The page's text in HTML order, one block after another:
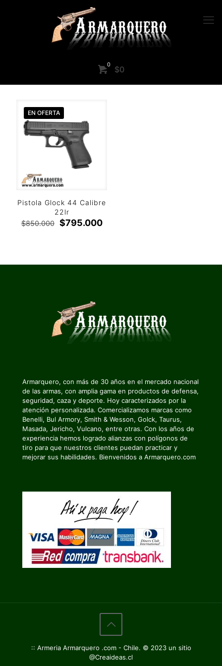
0 $0
EN OFERTA
Pistola Glock 44 Calibre
22lr
$850.000
El
$795.000El
Armarquero, con más de 30 años en el mercado nacional
de las armas, con amplia gama en productos de defensa,
seguridad, caza y deporte. Hoy caracterizados por la
atención personalizada. Comercializamos marcas como
Benelli, Bul Armory, Smith & Wesson, Golck, Taurus,
Masada, Jericho, Vulcano, entre otras. Con los años de
experiencia hemos logrado alianzas con polígonos de
tiro para que nuestros clientes puedan practicar y
mejorar sus habilidades. Bienvenidos a Armarquero.com
:: Armeria Armarquero .com - Chile. © 2023 un sitio
@Creaideas.cl